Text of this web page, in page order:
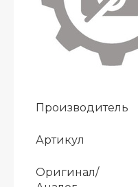
Производитель
Артикул
Оригинал/